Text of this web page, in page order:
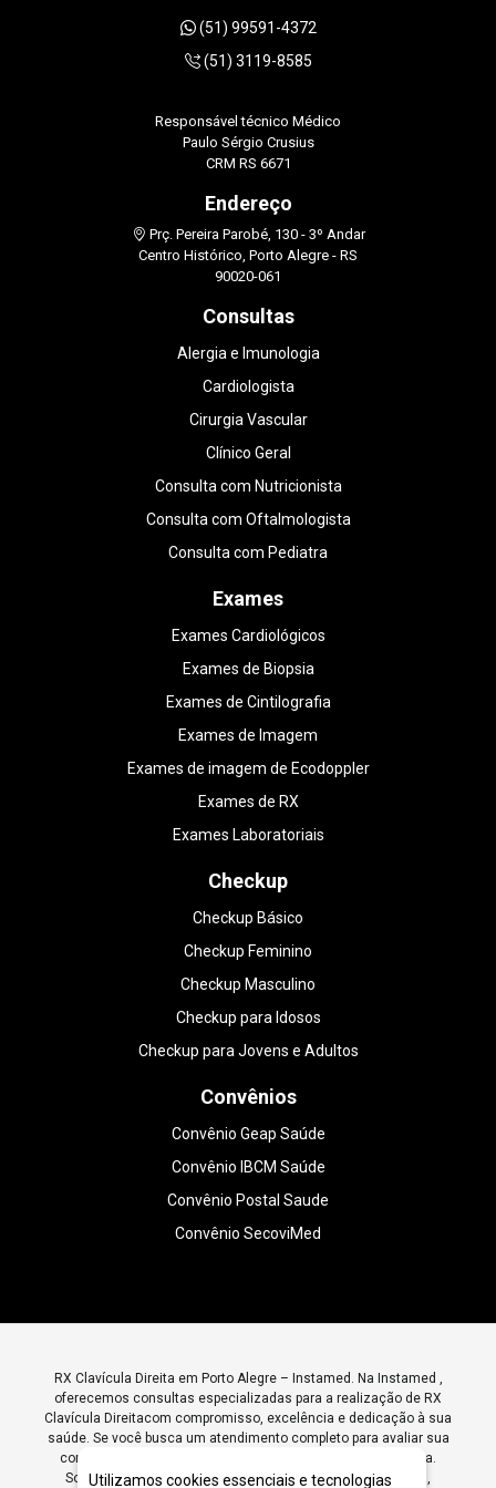
(51) 99591-4372
(51) 3119-8585
Responsável técnico Médico
Paulo Sérgio Crusius
CRM RS 6671
Endereço
Prç. Pereira Parobé, 130 - 3º Andar
Centro Histórico, Porto Alegre - RS
90020-061
Consultas
Alergia e Imunologia
Cardiologista
Cirurgia Vascular
Clínico Geral
Consulta com Nutricionista
Consulta com Oftalmologista
Consulta com Pediatra
Exames
Exames Cardiológicos
Exames de Biopsia
Exames de Cintilografia
Exames de Imagem
Exames de imagem de Ecodoppler
Exames de RX
Exames Laboratoriais
Checkup
Checkup Básico
Checkup Feminino
Checkup Masculino
Checkup para Idosos
Checkup para Jovens e Adultos
Convênios
Convênio Geap Saúde
Convênio IBCM Saúde
Convênio Postal Saude
Convênio SecoviMed
RX Clavícula Direita em Porto Alegre – Instamed. Na Instamed ,
oferecemos consultas especializadas para a realização de RX
Clavícula Direitacom compromisso, excelência e dedicação à sua
saúde. Se você busca um atendimento completo para avaliar sua
condição, entre em contato conosco e agende sua consulta.
Somos referência em RX Clavícula Direita em Porto Alegre ,
Utilizamos cookies essenciais e tecnologias